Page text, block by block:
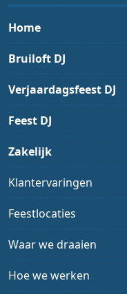
Home
Bruiloft DJ
Verjaardagsfeest DJ
Feest DJ
Zakelijk
Klantervaringen
Feestlocaties
Waar we draaien
Hoe we werken